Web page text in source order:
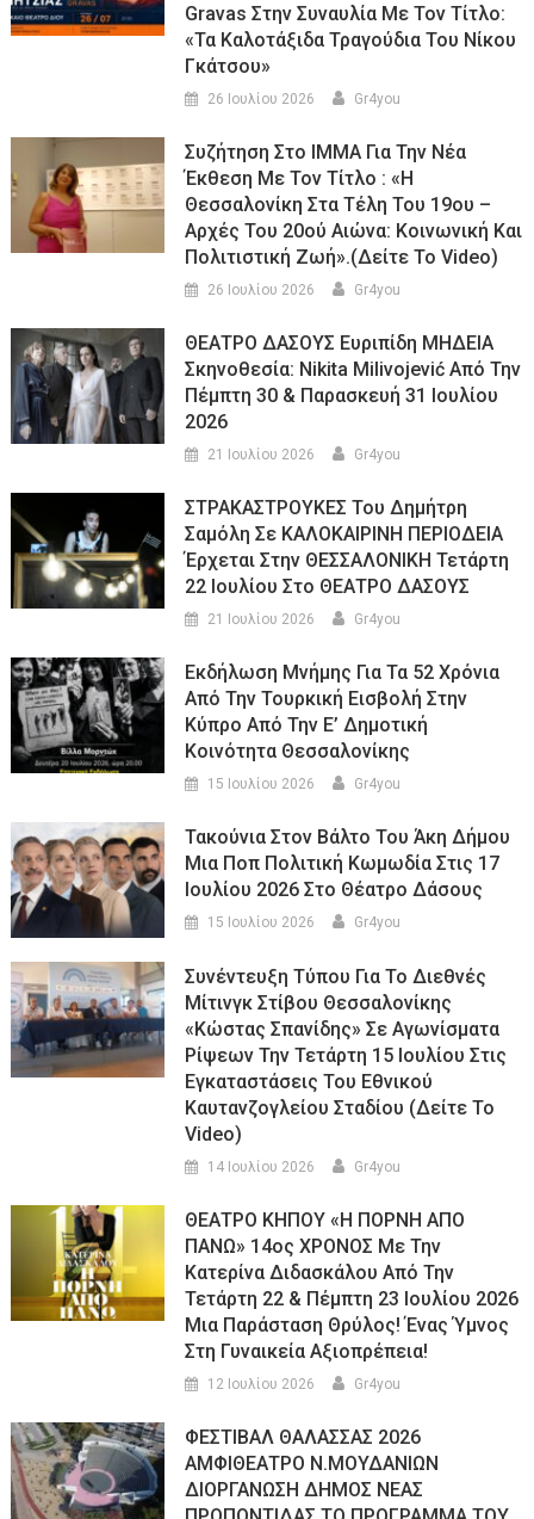
Gravas Στην Συναυλία Με Τον Τίτλο:
«τα Καλοτάξιδα Τραγούδια Του Νίκου
Γκάτσου»
26 Ιουλίου 2026 Gr4you
Συζήτηση Στο ΙΜΜΑ Για Την Νέα
Έκθεση Με Τον Τίτλο : «Η
Θεσσαλονίκη Στα Τέλη Του 19ου –
Αρχές Του 20ού Αιώνα: Κοινωνική Και
Πολιτιστική Ζωή».(Δείτε Το Video)
26 Ιουλίου 2026 Gr4you
ΘΕΑΤΡΟ ΔΑΣΟΥΣ Ευριπίδη ΜΗΔΕΙΑ
Σκηνοθεσία: Nikita Milivojević Από Την
Πέμπτη 30 & Παρασκευή 31 Ιουλίου
2026
21 Ιουλίου 2026 Gr4you
ΣΤΡΑΚΑΣΤΡΟΥΚΕΣ Του Δημήτρη
Σαμόλη Σε ΚΑΛΟΚΑΙΡΙΝΗ ΠΕΡΙΟΔΕΙΑ
Έρχεται Στην ΘΕΣΣΑΛΟΝΙΚΗ Τετάρτη
22 Ιουλίου Στο ΘΕΑΤΡΟ ΔΑΣΟΥΣ
21 Ιουλίου 2026 Gr4you
Εκδήλωση Μνήμης Για Τα 52 Χρόνια
Από Την Τουρκική Εισβολή Στην
Κύπρο Από Την Ε’ Δημοτική
Κοινότητα Θεσσαλονίκης
15 Ιουλίου 2026 Gr4you
Τακούνια Στον Βάλτο Του Άκη Δήμου
Μια Ποπ Πολιτική Κωμωδία Στις 17
Ιουλίου 2026 Στο Θέατρο Δάσους
15 Ιουλίου 2026 Gr4you
Συνέντευξη Τύπου Για Το Διεθνές
Μίτινγκ Στίβου Θεσσαλονίκης
«Κώστας Σπανίδης» Σε Αγωνίσματα
Ρίψεων Την Τετάρτη 15 Ιουλίου Στις
Εγκαταστάσεις Του Εθνικού
Καυτανζογλείου Σταδίου (Δείτε Το
Video)
14 Ιουλίου 2026 Gr4you
ΘΕΑΤΡΟ ΚΗΠΟΥ «Η ΠΟΡΝΗ ΑΠΟ
ΠΑΝΩ» 14ος ΧΡΟΝΟΣ Με Την
Κατερίνα Διδασκάλου Από Την
Τετάρτη 22 & Πέμπτη 23 Ιουλίου 2026
Μια Παράσταση Θρύλος! Ένας Ύμνος
Στη Γυναικεία Αξιοπρέπεια!
12 Ιουλίου 2026 Gr4you
ΦΕΣΤΙΒΑΛ ΘΑΛΑΣΣΑΣ 2026
ΑΜΦΙΘΕΑΤΡΟ Ν.ΜΟΥΔΑΝΙΩΝ
ΔΙΟΡΓΑΝΩΣΗ ΔΗΜΟΣ ΝΕΑΣ